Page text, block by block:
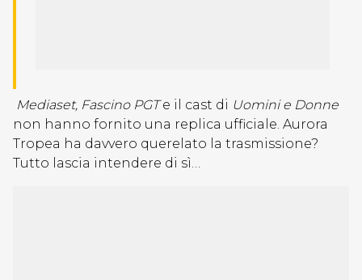
Mediaset, Fascino PGTe il cast di Uomini e Donne
non hanno fornito una replica ufficiale. Aurora
Tropea ha davvero querelato la trasmissione?
Tutto lascia intendere di sì…